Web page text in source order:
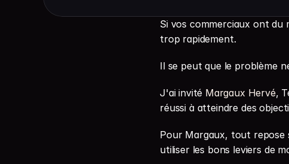
Si vos commerciaux ont du
trop rapidement.
Il se peut que le problème
J'ai invité ⁠Margaux Hervé⁠,
réussi à atteindre des
Pour Margaux, tout repose
utiliser les bons leviers de